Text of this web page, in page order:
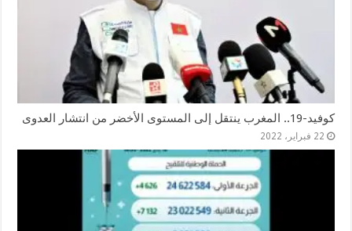
كوفيد-19.. المغرب ينتقل إلى المستوى الأخضر من انتشار العدوى
22 فبراير، 2022